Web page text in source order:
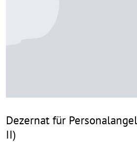
Dezernat für
II)